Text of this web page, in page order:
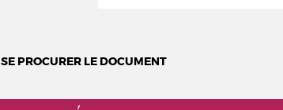
SE PROCURER LE DOCUMENT